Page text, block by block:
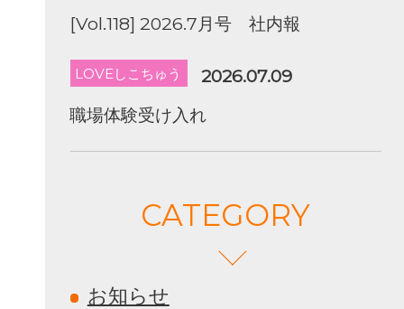
[Vol.118] 2026.7月号 社内報
LOVEしこちゅう
2026.07.09
職場体験受け入れ
CATEGORY
お知らせ